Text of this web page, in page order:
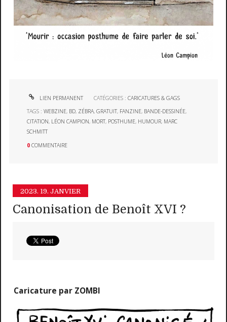
LIEN PERMANENT CATÉGORIES :CARICATURES & GAGS
TAGS :WEBZINE, BD, ZÉBRA,GRATUIT, FANZINE, BANDE-DESSINÉE,
CITATION, LÉON CAMPION, MORT, POSTHUME, HUMOUR, MARC
SCHMITT
0 COMMENTAIRE
2023. 19. JANVIER
Canonisation de Benoît XVI ?
Caricature par ZOMBI